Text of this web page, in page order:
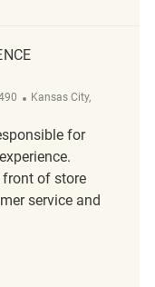
Plaats
Kansas City,
for
front of store
service and
REQ136490